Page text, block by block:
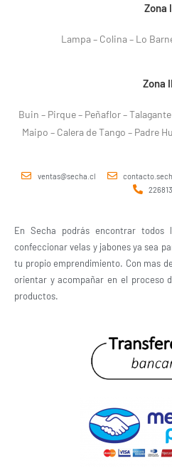
Zona
Lampa – Colina – Lo
Zona
Buin – Pirque – Peñaflor –
Maipo – Calera de Tango – Padre
ventas@secha.cl
En Secha podrás encontrar todos
confeccionar velas y jabones ya sea
tu propio emprendimiento. Con mas
orientar y acompañar en el proceso
productos.